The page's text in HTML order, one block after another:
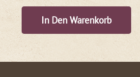
In Den Warenkorb